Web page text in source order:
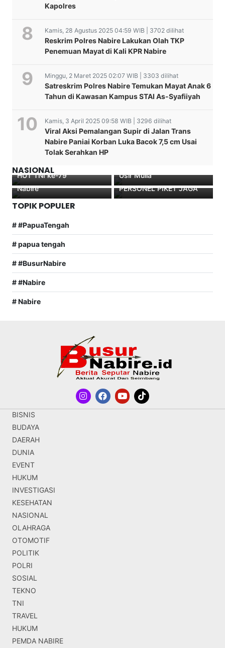
Kapolres
Kamis, 28 Agustus 2025 04:59 WIB | 3702 dilihat
Reskrim Polres Nabire Lakukan Olah TKP
Penemuan Mayat di Kali KPR Nabire
Minggu, 2 Maret 2025 02:07 WIB | 3303 dilihat
Satreskrim Polres Nabire Temukan Mayat Anak 6
Tahun di Kawasan Kampus STAI As-Syafiiyah
Kamis, 3 April 2025 09:58 WIB | 3296 dilihat
Viral Aksi Pemalangan Supir di Jalan Trans
Nabire Paniai Korban Luka Bacok 7,5 cm Usai
Tolak Serahkan HP
NASIONAL
Kodim 1705 Nabire Gelar
HUT TNI ke-79
Jalin Keakraban, Program
SASAKA (Sabtu Sambang
Usir Mulia
Latihan Pra Operasi
Ketupat Matoa 2021
Dipimpin Waka Polres
Nabire
TINGKATKAN KWALITAS
PELAYANAN, KAPOLRES
KESIAPSIAGAAN
PERSONEL PIKET JAGA
TOPIK POPULER
# #PapuaTengah
# papua tengah
# #BusurNabire
# #Nabire
# Nabire
BISNIS
BUDAYA
DAERAH
DUNIA
EVENT
HUKUM
INVESTIGASI
KESEHATAN
NASIONAL
OLAHRAGA
OTOMOTIF
POLITIK
POLRI
SOSIAL
TEKNO
TNI
TRAVEL
HUKUM
PEMDA NABIRE